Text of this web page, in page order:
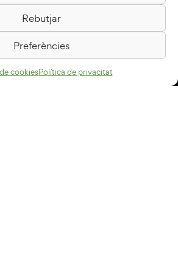
Rebutjar
Preferències
cookiesPolítica de privacitat
1